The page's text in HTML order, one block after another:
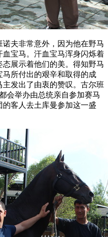
夫非常意外，因为他在野马
宝马。汗血宝马浑身闪烁着
展示着他们的美。得知野马
所付出的艰辛和取得的成
发出了由衷的赞叹。古尔班
会举办由总统亲自参加赛马
客人去土库曼参加这一盛